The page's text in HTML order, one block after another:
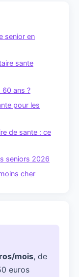
senior en
sante
60 ans ?
pour les
de sante : ce
seniors 2026
cher
mois, de
euros